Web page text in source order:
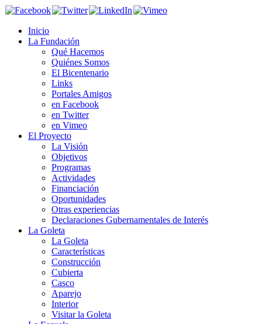
Inicio
La Fundación
Qué Hacemos
Quiénes Somos
El Bicentenario
Links
Portales Amigos
en Facebook
en Twitter
en Vimeo
El Proyecto
La Visión
Objetivos
Programas
Actividades
Financiación
Oportunidades
Otras experiencias
Declaraciones Gubernamentales de Interés
La Goleta
La Goleta
Características
Construcción
Cubierta
Casco
Aparejo
Interior
Visitar la Goleta